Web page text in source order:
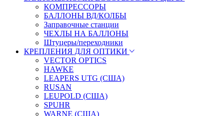
КОМПРЕССОРЫ
БАЛЛОНЫ ВД/КОЛБЫ
Заправочные станции
ЧЕХЛЫ НА БАЛЛОНЫ
Штуцеры/переходники
КРЕПЛЕНИЯ ДЛЯ ОПТИКИ
VECTOR OPTICS
HAWKE
LEAPERS UTG (США)
RUSAN
LEUPOLD (США)
SPUHR
WARNE (США)